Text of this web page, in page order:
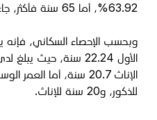
63.92%، أما 65 سنة فأكثر، جاء بواقع: 4.4%.
وبحسب الإحصاء السكاني، فإنه
للذكور، و20 سنة للإناث.